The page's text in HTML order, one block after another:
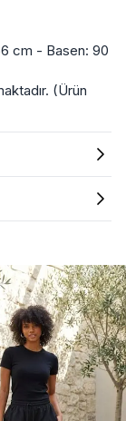
cm - Basen: 90
(Ürün